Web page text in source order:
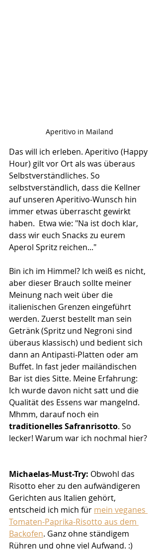
Aperitivo in Mailand
Das will ich erleben. Aperitivo (Happy
Hour) gilt vor Ort als was überaus
Selbstverständliches. So
selbstverständlich, dass die Kellner
auf unseren Aperitivo-Wunsch hin
immer etwas überrascht gewirkt
haben.  Etwa wie: "Na ist doch klar,
dass wir euch Snacks zu eurem
Aperol Spritz reichen..."
Bin ich im Himmel? Ich weiß es nicht,
aber dieser Brauch sollte meiner
Meinung nach weit über die
italienischen Grenzen eingeführt
werden. Zuerst bestellt man sein
Getränk (Spritz und Negroni sind
überaus klassisch) und bedient sich
dann an Antipasti-Platten oder am
Buffet. In fast jeder mailändischen
Bar ist dies Sitte. Meine Erfahrung:
Ich wurde davon nicht satt und die
Qualität des Essens war mangelnd.
Mhmm, darauf noch ein
traditionelles Safranrisotto. So
lecker! Warum war ich nochmal hier?
Michaelas-Must-Try: Obwohl das
Risotto eher zu den aufwändigeren
Gerichten aus Italien gehört,
entscheid ich mich für mein veganes
Tomaten-Paprika-Risotto aus dem
Backofen. Ganz ohne ständigem
Rühren und ohne viel Aufwand. :)